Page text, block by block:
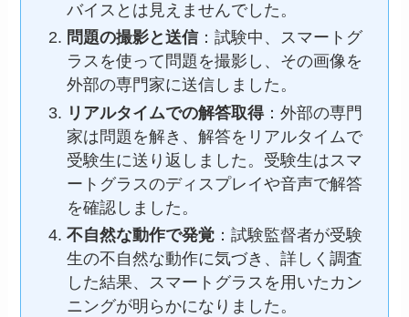
バイスとは見えませんでした。
問題の撮影と送信：試験中、スマートグ
ラスを使って問題を撮影し、その画像を
外部の専門家に送信しました。
リアルタイムでの解答取得：外部の専門
家は問題を解き、解答をリアルタイムで
受験生に送り返しました。受験生はスマ
ートグラスのディスプレイや音声で解答
を確認しました。
不自然な動作で発覚：試験監督者が受験
生の不自然な動作に気づき、詳しく調査
した結果、スマートグラスを用いたカン
ニングが明らかになりました。